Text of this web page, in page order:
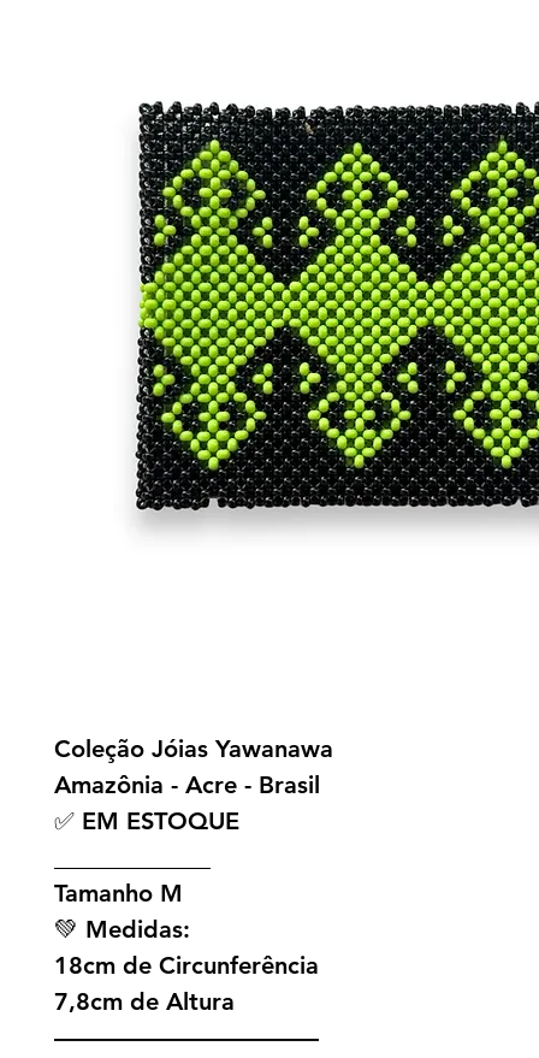
Coleção Jóias Yawanawa
Amazônia - Acre - Brasil
✅ EM ESTOQUE
Tamanho M
💚 Medidas:
18cm de Circunferência
7,8cm de Altura
———————————